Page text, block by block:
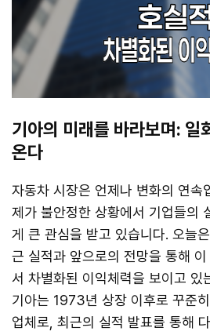
기아의 미래를 바라보며: 일
온다
자동차 시장은 언제나 변화의 연속
제가 불안정한 상황에서 기업들의
게 큰 관심을 받고 있습니다. 오늘
근 실적과 앞으로의 전망을 통해
서 차별화된 이익체력을 보이고 있
기아는 1973년 상장 이후로 꾸준
업체로, 최근의 실적 발표를 통해